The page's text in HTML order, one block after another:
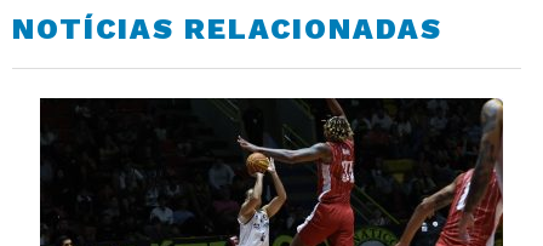
NOTÍCIAS RELACIONADAS